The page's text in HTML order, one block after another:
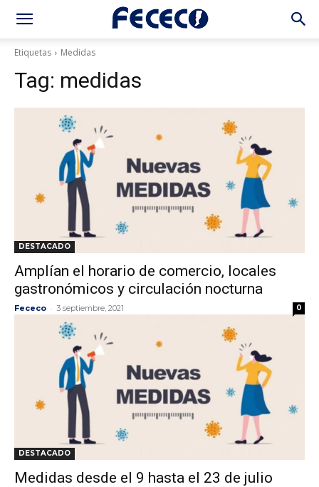
Etiquetas Medidas
Tag: medidas
DESTACADO
Amplían el horario de comercio, locales
gastronómicos y circulación nocturna
Fececo - 3 septiembre, 2021 0
DESTACADO
Medidas desde el 9 hasta el 23 de julio